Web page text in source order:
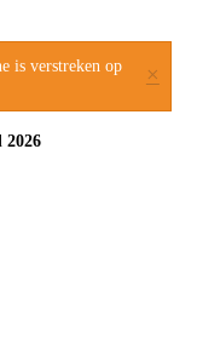
×
is verstreken op
2026